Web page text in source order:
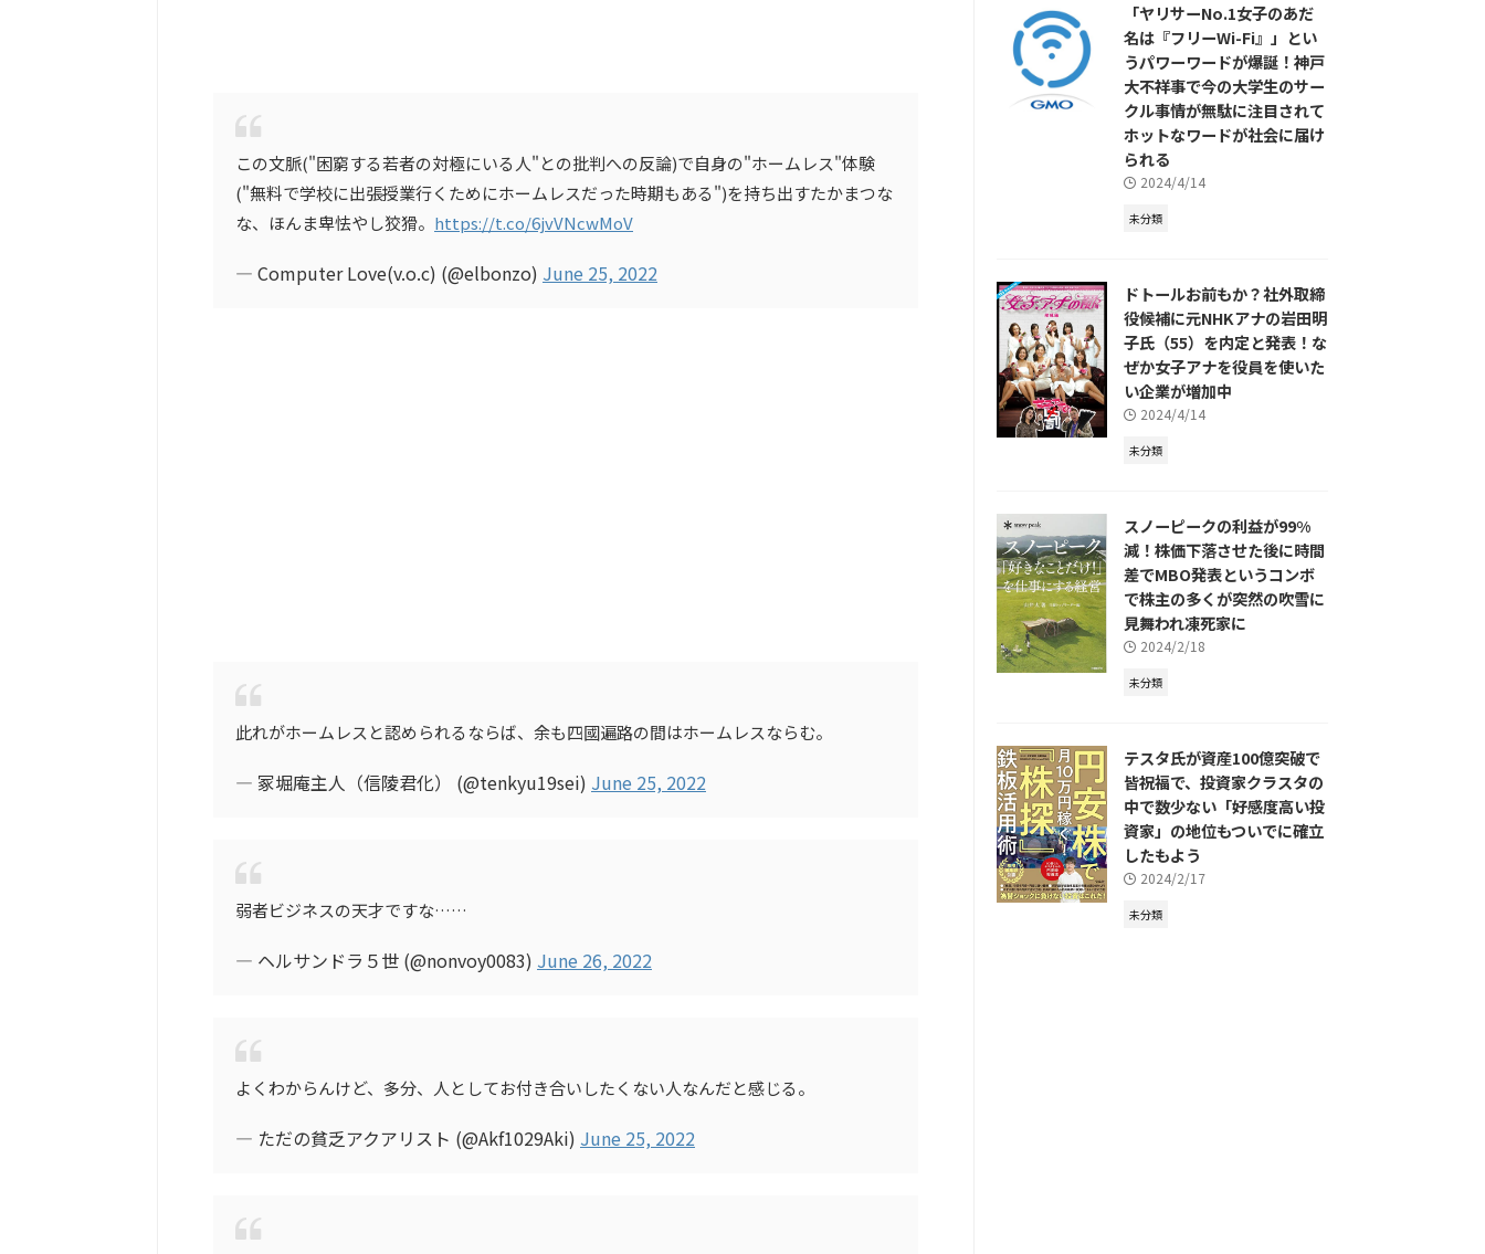
この文脈("困窮する若者の対極にいる人"との批判への反論)で自身の"ホームレス"体験
("無料で学校に出張授業行くためにホームレスだった時期もある")を持ち出すたかまつな
な、ほんま卑怯やし狡猾。 https://t.co/6jvVNcwMoV
— Computer Love(v.o.c) (@elbonzo) June 25, 2022
此れがホームレスと認められるならば、余も四國遍路の間はホームレスならむ。
— 冢堀庵主人（信陵君化） (@tenkyu19sei) June 25, 2022
弱者ビジネスの天才ですな……
— ヘルサンドラ５世 (@nonvoy0083) June 26, 2022
よくわからんけど、多分、人としてお付き合いしたくない人なんだと感じる。
— ただの貧乏アクアリスト (@Akf1029Aki) June 25, 2022
「ヤリサーNo.1女子のあだ
名は『フリーWi-Fi』」とい
うパワーワードが爆誕！神戸
大不祥事で今の大学生のサー
クル事情が無駄に注目されて
ホットなワードが社会に届け
られる
2024/4/14
未分類
ドトールお前もか？社外取締
役候補に元NHKアナの岩田明
子氏（55）を内定と発表！な
ぜか女子アナを役員を使いた
い企業が増加中
2024/4/14
未分類
スノーピークの利益が99%
減！株価下落させた後に時間
差でMBO発表というコンボ
で株主の多くが突然の吹雪に
見舞われ凍死家に
2024/2/18
未分類
テスタ氏が資産100億突破で
皆祝福で、投資家クラスタの
中で数少ない「好感度高い投
資家」の地位もついでに確立
したもよう
2024/2/17
未分類